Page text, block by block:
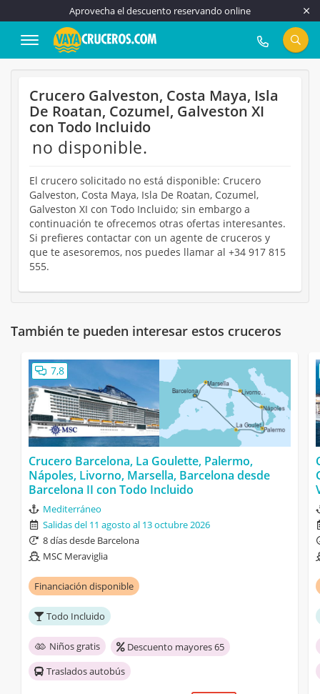
Aprovecha el descuento reservando online
917 815 555
Crucero Galveston, Costa Maya, Isla
De Roatan, Cozumel, Galveston XI
con Todo Incluido
no disponible.
El crucero solicitado no está disponible: Crucero
Galveston, Costa Maya, Isla De Roatan, Cozumel,
Galveston XI con Todo Incluido; sin embargo a
continuación te ofrecemos otras ofertas interesantes.
Si prefieres contactar con un agente de cruceros y
que te asesoremos, nos puedes llamar al +34 917 815
555.
También te pueden interesar estos cruceros
7,8
Crucero Barcelona, La Goulette, Palermo,
Nápoles, Livorno, Marsella, Barcelona desde
Barcelona II con Todo Incluido
Mediterráneo
Salidas del 11 agosto al 13 octubre 2026
8 días desde Barcelona
MSC Meraviglia
Financiación disponible
Todo Incluido
Niños gratis
Descuento mayores 65
Traslados autobús